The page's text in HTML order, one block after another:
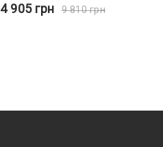
4 905 грн 9 810грн